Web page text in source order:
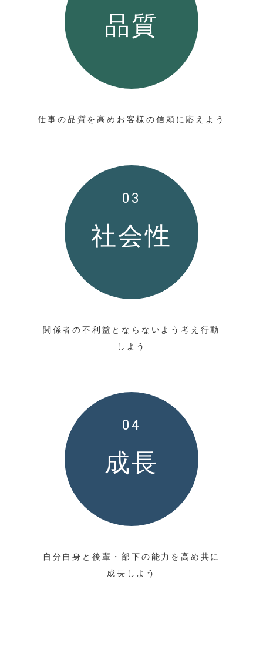
品質
仕事の品質を高めお客様の信頼に応えよう
03
社会性
関係者の不利益とならないよう考え行動
しよう
04
成長
自分自身と後輩・部下の能力を高め共に
成長しよう